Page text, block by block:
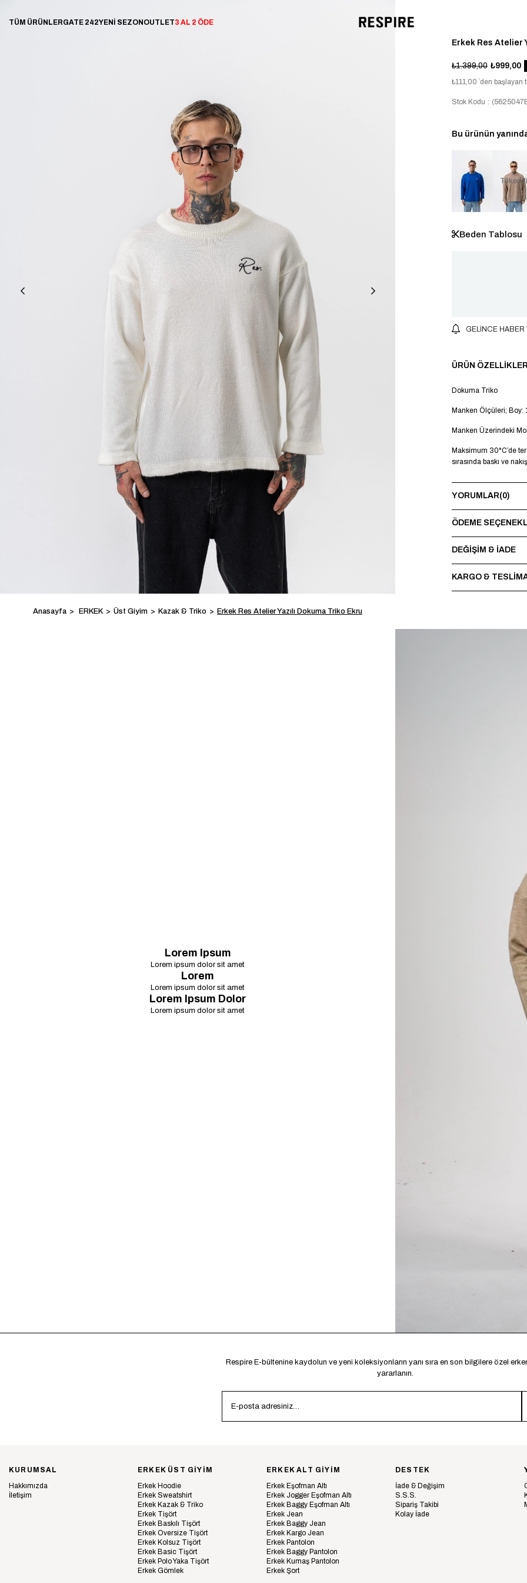
TÜM ÜRÜNLERGATE 242YENİ SEZONOUTLET3 AL 2 ÖDE
Anasayfa ERKEK Üst Giyim Kazak & Triko Erkek Res Atelier Yazılı Dokuma Triko Ekru
Erkek Res Atelier
₺1.399,00 ₺999,00
₺111,00 `den başlayan
Stok Kodu
Bu ürünün
Tükendi
Beden Tablosu
GELINCE HABER
ÜRÜN
Dokuma Triko
Manken Ölçüleri; Boy:
Manken Üzerindeki
Maksimum 30°C’de
sırasında baskı ve
YORUMLAR(0)
ÖDEME
DEĞİŞİM & İADE
KARGO &
Lorem Ipsum
Lorem ipsum dolor sit amet
Lorem
Lorem ipsum dolor sit amet
Lorem Ipsum Dolor
Lorem ipsum dolor sit amet
Respire E-bültenine kaydolun ve yeni koleksiyonların yanı sıra en son bilgilere özel
yararlanın.
KURUMSAL
Hakkımızda
İletişim
ERKEK ÜST GİYİM
Erkek Hoodie
Erkek Sweatshirt
Erkek Kazak & Triko
Erkek Tişört
Erkek Baskılı Tişört
Erkek Oversize Tişört
Erkek Kolsuz Tişört
Erkek Basic Tişört
Erkek Polo Yaka Tişört
Erkek Gömlek
ERKEK ALT GİYİM
Erkek Eşofman Altı
Erkek Jogger Eşofman Altı
Erkek Baggy Eşofman Altı
Erkek Jean
Erkek Baggy Jean
Erkek Kargo Jean
Erkek Pantolon
Erkek Baggy Pantolon
Erkek Kumaş Pantolon
Erkek Şort
DESTEK
İade & Değişim
S.S.S.
Sipariş Takibi
Kolay İade